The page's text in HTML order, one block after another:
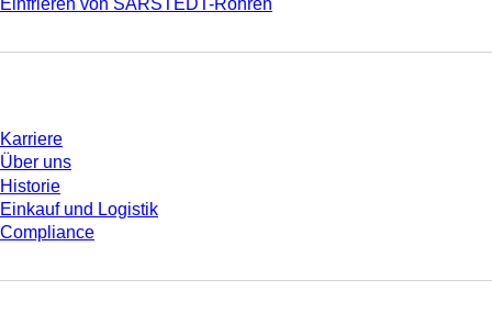
Einfrieren von SARSTEDT-Röhren
Karriere
Über uns
Historie
Einkauf und Logistik
Compliance